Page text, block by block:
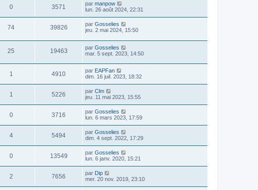
0 3571 par manpow
lun. 26 août 2024, 22:31
74 39826 par Gosselies
jeu. 2 mai 2024, 15:50
25 19463 par Gosselies
mar. 5 sept. 2023, 14:50
1 4910 par EAPFan
dim. 16 juil. 2023, 18:32
1 5226 par Clm
jeu. 11 mai 2023, 15:55
0 3716 par Gosselies
lun. 6 mars 2023, 17:59
4 5494 par Gosselies
dim. 4 sept. 2022, 17:29
0 13549 par Gosselies
lun. 6 janv. 2020, 15:21
2 7656 par Dip
mer. 20 nov. 2019, 23:10